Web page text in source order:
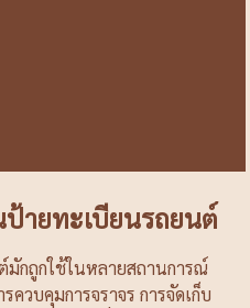
ป้ายทะเบียนรถยนต์
กถูกใช้ในหลายสถานการณ์
วบคุมการจราจร การจัดเก็บ